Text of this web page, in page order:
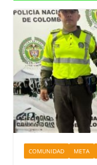
COMUNIDAD META